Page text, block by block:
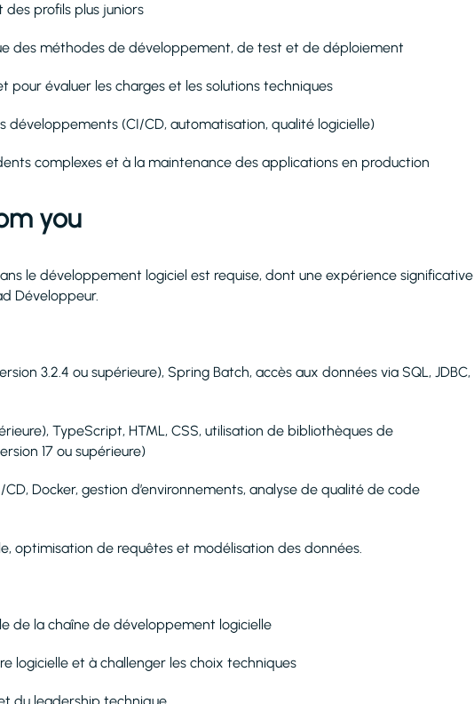
profils plus juniors
des méthodes de développement, de test et de déploiement
pour évaluer les charges et les solutions techniques
développements (CI/CD, automatisation, qualité logicielle)
complexes et à la maintenance des applications en production
you
le développement logiciel est requise, dont une expérience significative
Développeur.
3.2.4 ou supérieure), Spring Batch, accès aux données via SQL, JDBC,
TypeScript, HTML, CSS, utilisation de bibliothèques de
17 ou supérieure)
CD, Docker, gestion d’environnements, analyse de qualité de code
optimisation de requêtes et modélisation des données.
de la chaîne de développement logicielle
logicielle et à challenger les choix techniques